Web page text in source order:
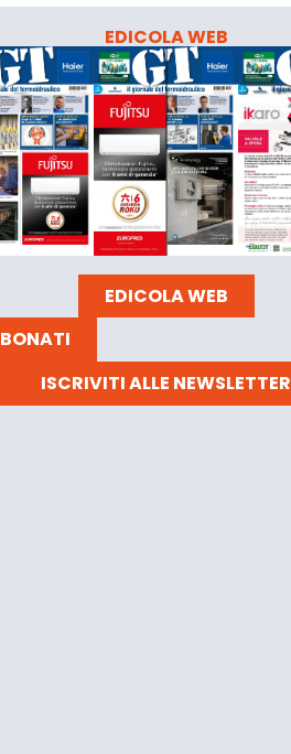
EDICOLA WEB
EDICOLA WEB
ISCRIVITI ALLE NEWSLETTER